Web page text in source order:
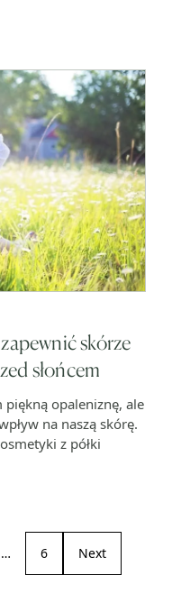
skórze
słońcem
piękną opaleniznę, ale
na naszą skórę.
z półki
… 6 Next